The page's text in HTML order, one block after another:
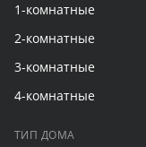
1-комнатные
2-комнатные
3-комнатные
4-комнатные
ТИП ДОМА